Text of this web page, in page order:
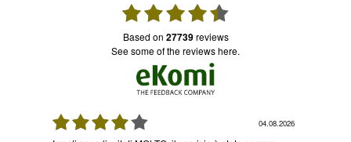
based on 27739reviews
see some of the reviews here.
03.08.2026